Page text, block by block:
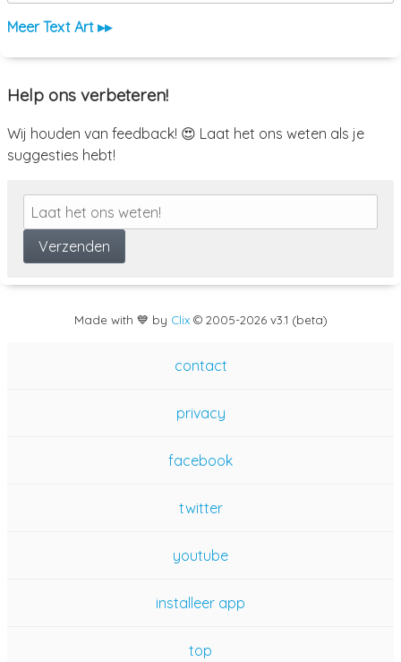
Meer Text Art ▸▸
Help ons verbeteren!
Wij houden van feedback! 😍 Laat het ons weten als je
suggesties hebt!
Made with 💙 by Clix© 2005-2026 v3.1 (beta)
contact
privacy
facebook
twitter
youtube
installeer app
top